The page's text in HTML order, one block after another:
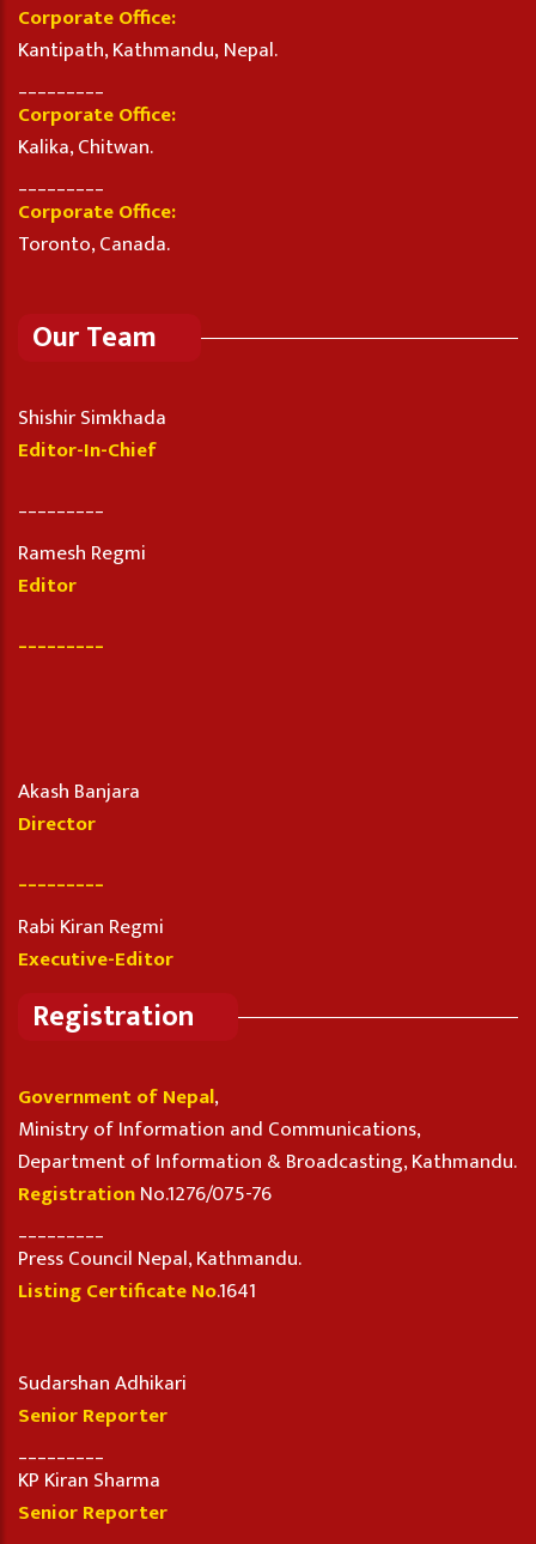
Corporate Office:
Kantipath, Kathmandu, Nepal.
Corporate Office:
Kalika, Chitwan.
Corporate Office:
Toronto, Canada.
Our Team
Shishir Simkhada
Editor-In-Chief
Ramesh Regmi
Editor
_________
Akash Banjara
Director
_________
Rabi Kiran Regmi
Executive-Editor
Registration
Government of Nepal,
Ministry of Information and Communications,
Department of Information & Broadcasting, Kathmandu.
RegistrationNo.1276/075-76
Press Council Nepal, Kathmandu.
Listing Certificate No.1641
Sudarshan Adhikari
Senior Reporter
KP Kiran Sharma
Senior Reporter